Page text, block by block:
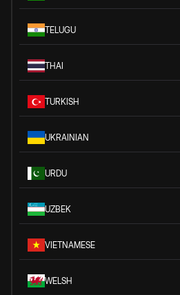
TELUGU
THAI
TURKISH
UKRAINIAN
URDU
UZBEK
VIETNAMESE
WELSH